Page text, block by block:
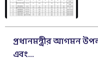
প্রধানমন্ত্রীর আগমন
এবং...